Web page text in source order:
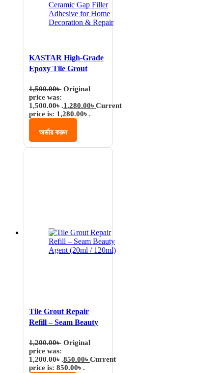
KASTAR High-Grade
Epoxy Tile Grout
Filler Adhesive for
Home Decoration &
Repair
1,500.00৳ Original
price was:
1,500.00৳ .1,280.00৳ Current
price is: 1,280.00৳ .
অর্ডার করুন
Tile Grout Repair
Refill – Seam Beauty
1,200.00৳ Original
price was:
1,200.00৳ .850.00৳ Current
price is: 850.00৳ .